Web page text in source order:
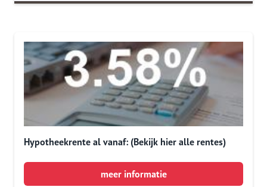
Hypotheekrente al vanaf: (Bekijk hier alle rentes)
meer informatie